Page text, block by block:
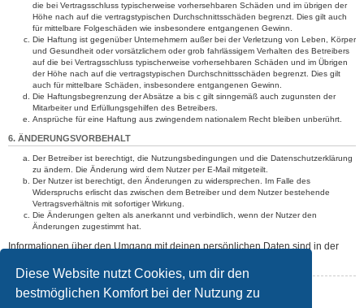
Diese Website nutzt Cookies, um dir den
bestmöglichen Komfort bei der Nutzung zu
die bei Vertragsschluss typischerweise vorhersehbaren Schäden und im übrigen der
Höhe nach auf die vertragstypischen Durchschnittsschäden begrenzt. Dies gilt auch
für mittelbare Folgeschäden wie insbesondere entgangenen Gewinn.
Die Haftung ist gegenüber Unternehmern außer bei der Verletzung von Leben, Körper
und Gesundheit oder vorsätzlichem oder grob fahrlässigem Verhalten des Betreibers
auf die bei Vertragsschluss typischerweise vorhersehbaren Schäden und im Übrigen
der Höhe nach auf die vertragstypischen Durchschnittsschäden begrenzt. Dies gilt
auch für mittelbare Schäden, insbesondere entgangenen Gewinn.
Die Haftungsbegrenzung der Absätze a bis c gilt sinngemäß auch zugunsten der
Mitarbeiter und Erfüllungsgehilfen des Betreibers.
Ansprüche für eine Haftung aus zwingendem nationalem Recht bleiben unberührt.
6. ÄNDERUNGSVORBEHALT
Der Betreiber ist berechtigt, die Nutzungsbedingungen und die Datenschutzerklärung
zu ändern. Die Änderung wird dem Nutzer per E-Mail mitgeteilt.
Der Nutzer ist berechtigt, den Änderungen zu widersprechen. Im Falle des
Widerspruchs erlischt das zwischen dem Betreiber und dem Nutzer bestehende
Vertragsverhältnis mit sofortiger Wirkung.
Die Änderungen gelten als anerkannt und verbindlich, wenn der Nutzer den
Änderungen zugestimmt hat.
Informationen über den Umgang mit deinen persönlichen Daten sind in der
Zurück zur vorherigen Seite